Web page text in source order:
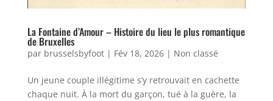
La Fontaine d’Amour – Histoire du lieu le plus romantique
de Bruxelles
par brusselsbyfoot| Fév 18, 2026| Non classé
Un jeune couple illégitime s’y retrouvait en cachette
chaque nuit. À la mort du garçon, tué à la guère, la